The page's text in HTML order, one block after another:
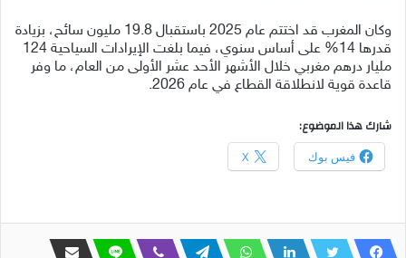
وكان المغرب قد اختتم عام 2025 باستقبال 19.8 مليون سائح، بزيادة
قدرها 14% على أساس سنوي، فيما بلغت الإيرادات السياحية 124
مليار درهم مغربي خلال الأشهر الأحد عشر الأولى من العام، ما وفر
قاعدة قوية لانطلاقة القطاع في عام 2026.
شارك هذا الموضوع:
فيس بوك X